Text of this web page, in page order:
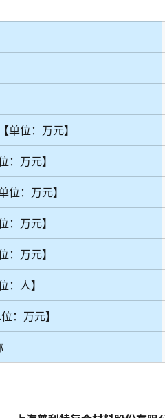
单位：万元】
：万元】
位：万元】
：万元】
：万元】
：人】
：万元】